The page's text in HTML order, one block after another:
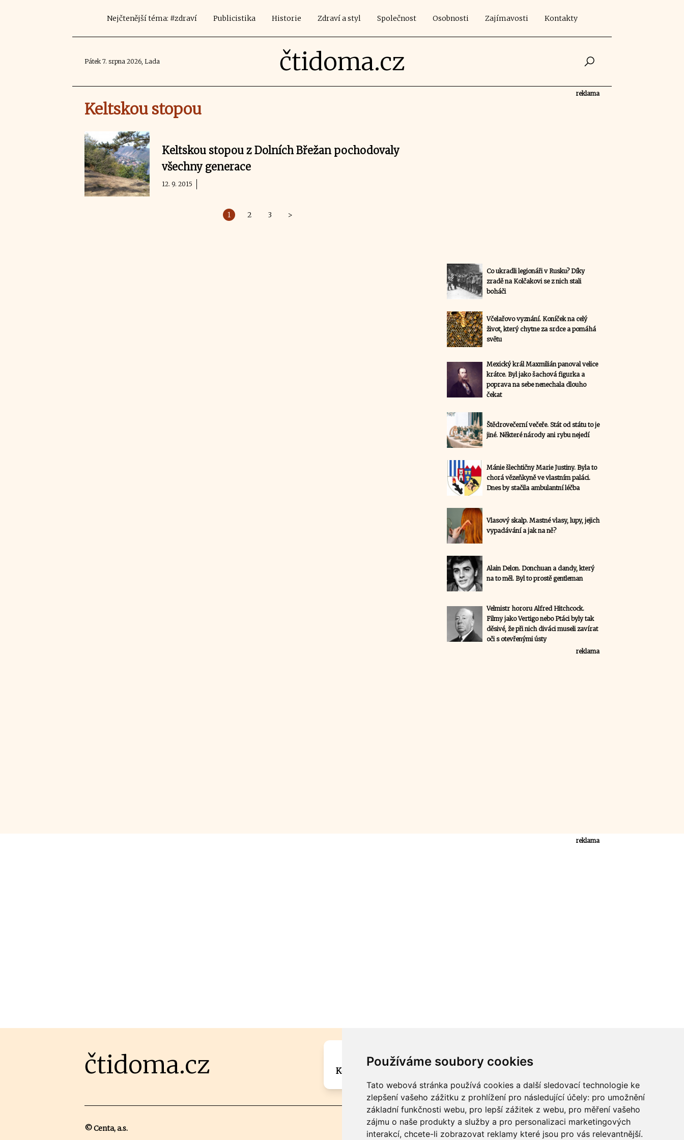
Používáme soubory cookies
Tato webová stránka používá cookies a další sledovací technologie ke
zlepšení vašeho zážitku z prohlížení pro následující účely: pro umožnění
základní funkčnosti webu, pro lepší zážitek z webu, pro měření vašeho
zájmu o naše produkty a služby a pro personalizaci marketingových
interakcí, chcete-li zobrazovat reklamy které jsou pro vás relevantnější.
Nejčtenější téma: #zdraví Publicistika Historie Zdraví a styl Společnost Osobnosti Zajímavosti Kontakty
Pátek 7. srpna 2026, Lada čtidoma.cz
Keltskou stopou
Keltskou stopou z Dolních Břežan pochodovaly
všechny generace
12. 9. 2015
1 2 3 >
reklama
Co ukradli legionáři v Rusku? Díky
zradě na Kolčakovi se z nich stali
boháči
Včelařovo vyznání. Koníček na celý
život, který chytne za srdce a pomáhá
světu
Mexický král Maxmilián panoval velice
krátce. Byl jako šachová figurka a
poprava na sebe nenechala dlouho
čekat
Štědrovečerní večeře. Stát od státu to je
jiné. Některé národy ani rybu nejedí
Mánie šlechtičny Marie Justiny. Byla to
chorá vězeňkyně ve vlastním paláci.
Dnes by stačila ambulantní léčba
Vlasový skalp. Mastné vlasy, lupy, jejich
vypadávání a jak na ně?
Alain Delon. Donchuan a dandy, který
na to měl. Byl to prostě gentleman
Velmistr hororu Alfred Hitchcock.
Filmy jako Vertigo nebo Ptáci byly tak
děsivé, že při nich diváci museli zavírat
oči s otevřenými ústy
reklama
reklama
čtidoma.cz
Máte zajímavou informaci? Chcete spolupracovat?
Kontaktujte šéfredaktora Martina Chalupu:
© Centa, a.s.